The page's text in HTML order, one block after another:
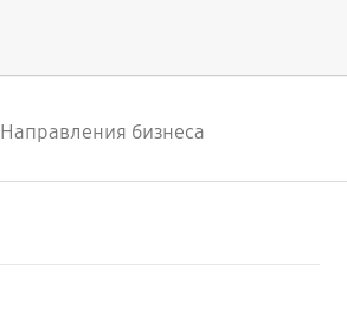
Направления бизнеса